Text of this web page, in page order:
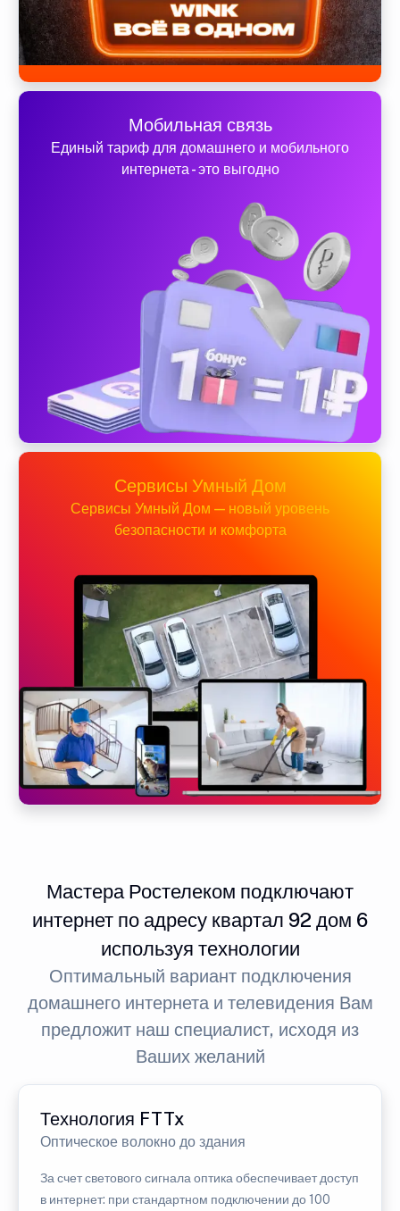
Мобильная связь
Единый тариф для домашнего и мобильного
интернета - это выгодно
Сервисы Умный Дом
Сервисы Умный Дом — новый уровень
безопасности и комфорта
Мастера Ростелеком подключают
интернет по адресу квартал 92 дом 6
используя технологии
Оптимальный вариант подключения
домашнего интернета и телевидения Вам
предложит наш специалист, исходя из
Ваших желаний
Технология FTTx
Оптическое волокно до здания
За счет светового сигнала оптика обеспечивает доступ
в интернет: при стандартном подключении до 100